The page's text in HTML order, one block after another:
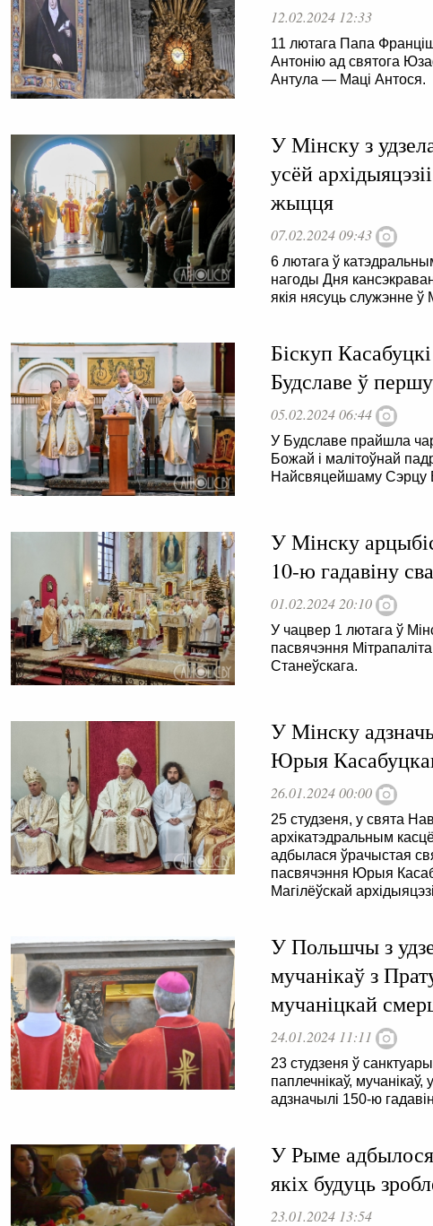
12.02.2024 12:33
11 лютага Папа
Антонію ад святога
Антула — Маці Антося.
У Мінску з
усёй
жыцця
07.02.2024 09:43
6 лютага ў
нагоды Дня
якія нясуць служэнне ў
Біскуп
Будславе ў
05.02.2024 06:44
У Будславе прайшла
Божай і малітоўнай
Найсвяцейшаму Сэрцу
У Мінску
10-ю гадавіну
01.02.2024 20:10
У чацвер 1 лютага ў
пасвячэння
Станеўскага.
У Мінску
Юрыя
26.01.2024 00:00
25 студзеня, у свята
архікатэдральным
адбылася ўрачыстая
пасвячэння Юрыя
Магілёўскай
У Польшчы з
мучанікаў з
мучаніцкай
24.01.2024 11:11
23 студзеня ў
паплечнікаў,
адзначылі 150-ю
У Рыме адбылося
якіх будуць
23.01.2024 13:54